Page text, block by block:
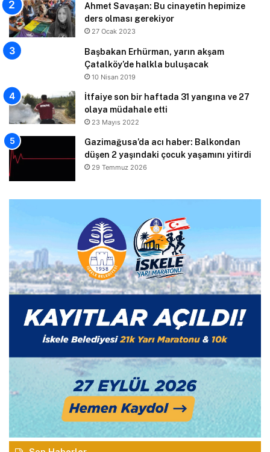
Ahmet Savaşan: Bu cinayetin hepimize
ders olması gerekiyor
27 Ocak 2023
Başbakan Erhürman, yarın akşam
Çatalköy’de halkla buluşacak
10 Nisan 2019
İtfaiye son bir haftada 31 yangına ve 27
olaya müdahale etti
23 Mayıs 2022
Gazimağusa’da acı haber: Balkondan
düşen 2 yaşındaki çocuk yaşamını yitirdi
29 Temmuz 2026